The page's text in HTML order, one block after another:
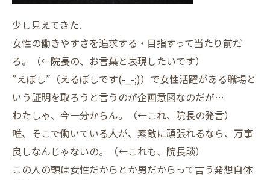
少し見えてきた.
女性の働きやすさを追求する・目指すって当たり前だ
ろ。（←院長の、お言葉と表現したいです）
”えぼし”（えるぼしです(-_-;)）で女性活躍がある職場と
いう証明を取ろうと言うのが企画意図なのだが…
わたしゃ、今一分からん。（←これ、院長の発言）
唯、そこで働いている人が、素敵に頑張れるなら、万事
良しなんじゃないの。（←これも、院長談）
この人の頭は女性だからとか男だからって言う発想自体